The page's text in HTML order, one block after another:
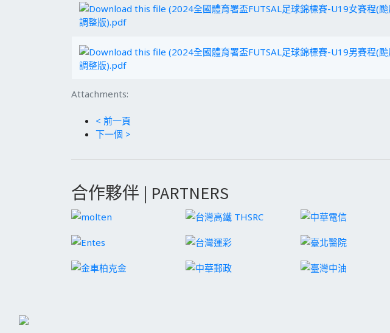
Attachments:
調整版).pdf
調整版).pdf
< 前一頁
下一個 >
合作夥伴 | PARTNERS